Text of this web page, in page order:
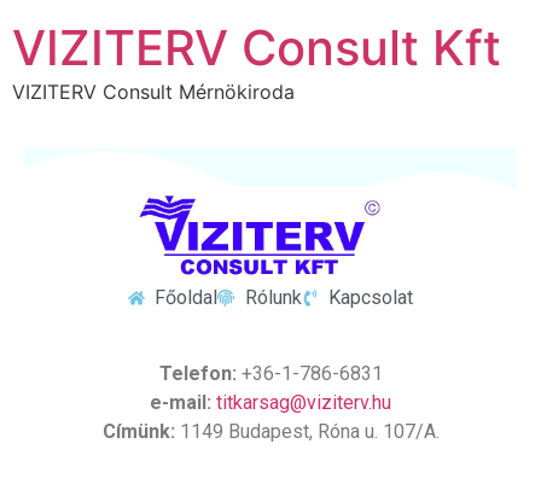
VIZITERV Consult Kft
VIZITERV Consult Mérnökiroda
Főoldal Rólunk Kapcsolat
Telefon: +36-1-786-6831
e-mail: titkarsag@viziterv.hu
Címünk: 1149 Budapest, Róna u. 107/A.